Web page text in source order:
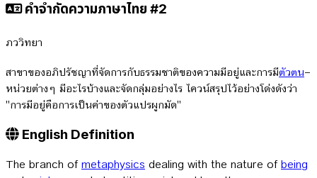
คำจำกัดความภาษาไทย #2
ภววิทยา
สาขาของอภิปรัชญาที่จัดการกับธรรมชาติของความมีอยู่และการมีตัวตน—
หน่วยต่างๆ มีอะไรบ้างและจัดกลุ่มอย่างไร ไควน์สรุปไว้อย่างโด่งดังว่า
"การมีอยู่คือการเป็นค่าของตัวแปรผูกมัด"
English Definition
The branch ofmetaphysics dealing with the nature ofbeing